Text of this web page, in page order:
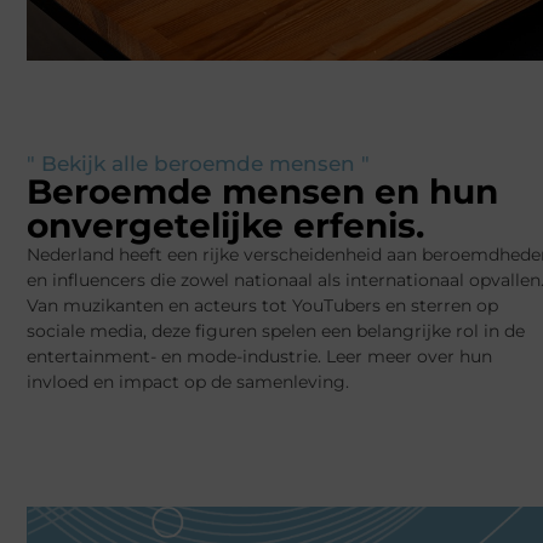
" Bekijk alle beroemde mensen "
Beroemde mensen en hun
onvergetelijke erfenis.
Nederland heeft een rijke verscheidenheid aan
en influencers die zowel nationaal als internationaal opvallen.
Van muzikanten en acteurs tot YouTubers en sterren op
sociale media, deze figuren spelen een belangrijke rol in de
entertainment- en mode-industrie. Leer meer over hun
invloed en impact op de samenleving.